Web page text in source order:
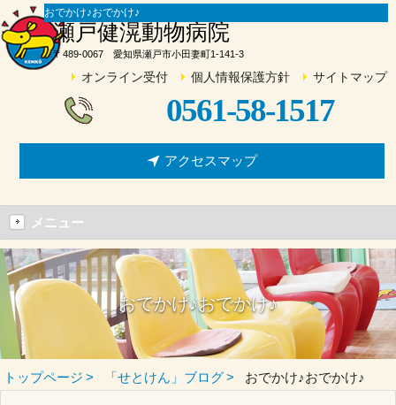
おでかけ♪おでかけ♪
瀬戸健滉動物病院
〒489-0067 愛知県瀬戸市小田妻町1-141-3
オンライン受付 個人情報保護方針 サイトマップ
0561-58-1517
アクセスマップ
メニュー
おでかけ♪おでかけ♪
トップページ 「せとけん」ブログ おでかけ♪おでかけ♪